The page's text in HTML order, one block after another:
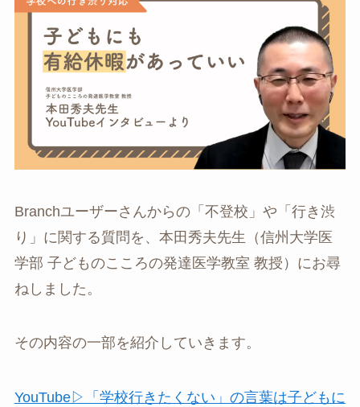
Branchユーザーさんからの「不登校」や「行き渋
り」に関する質問を、本田秀夫先生（信州大学医
学部 子どものこころの発達医学教室 教授）にお尋
ねしました。
その内容の一部を紹介していきます。
YouTube▷「学校行きたくない」の言葉は子どもに